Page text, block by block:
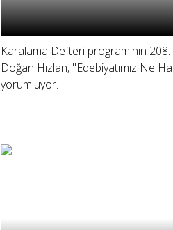
Karalama Defteri programının
Doğan Hızlan, "Edebiyatımız Ne
yorumluyor.